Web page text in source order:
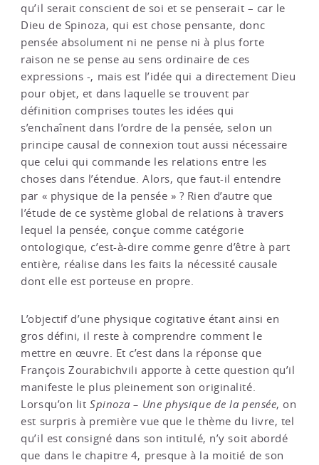
qu’il serait conscient de soi et se penserait – car le
Dieu de Spinoza, qui est chose pensante, donc
pensée absolument ni ne pense ni à plus forte
raison ne se pense au sens ordinaire de ces
expressions -, mais est l’idée qui a directement Dieu
pour objet, et dans laquelle se trouvent par
définition comprises toutes les idées qui
s’enchaînent dans l’ordre de la pensée, selon un
principe causal de connexion tout aussi nécessaire
que celui qui commande les relations entre les
choses dans l’étendue. Alors, que faut-il entendre
par « physique de la pensée » ? Rien d’autre que
l’étude de ce système global de relations à travers
lequel la pensée, conçue comme catégorie
ontologique, c’est-à-dire comme genre d’être à part
entière, réalise dans les faits la nécessité causale
dont elle est porteuse en propre.
L’objectif d’une physique cogitative étant ainsi en
gros défini, il reste à comprendre comment le
mettre en œuvre. Et c’est dans la réponse que
François Zourabichvili apporte à cette question qu’il
manifeste le plus pleinement son originalité.
Lorsqu’on litSpinoza – Une physique de la pensée, on
est surpris à première vue que le thème du livre, tel
qu’il est consigné dans son intitulé, n’y soit abordé
que dans le chapitre 4, presque à la moitié de son